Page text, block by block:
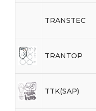
TRANSTEC
TRANTOP
TTK(SAP)